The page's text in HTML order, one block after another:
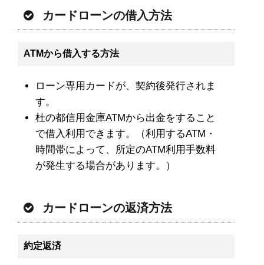
カードローンの借入方法
ATMから借入する方法
ローン専用カードが、契約後発行されま
す。
杜の都信用金庫ATMから出金をすること
で借入利用できます。（利用するATM・
時間帯によって、所定のATM利用手数料
が発生する場合があります。）
カードローンの返済方法
約定返済